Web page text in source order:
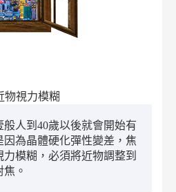
物視力模糊
般人到40歲以後就會開始有
為晶體硬化彈性變差，焦
模糊，必須將近物調整到
。